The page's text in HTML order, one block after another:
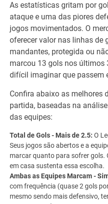
As estatísticas gritam por
ataque e uma das piores
jogos movimentados. O
oferecer valor nas linhas de
mandantes, protegida ou
marcou 13 gols nos últimos
difícil imaginar que passem
Confira abaixo as melhores
partida, baseadas na
das equipes:
Total de Gols - Mais de 2.5: O
Seus jogos são abertos e a
marcar quanto para sofrer gols.
em casa sustenta essa escolha.
Ambas as Equipes Marcam -
com frequência (quase 2 gols
mesmo sendo mais defensivo,